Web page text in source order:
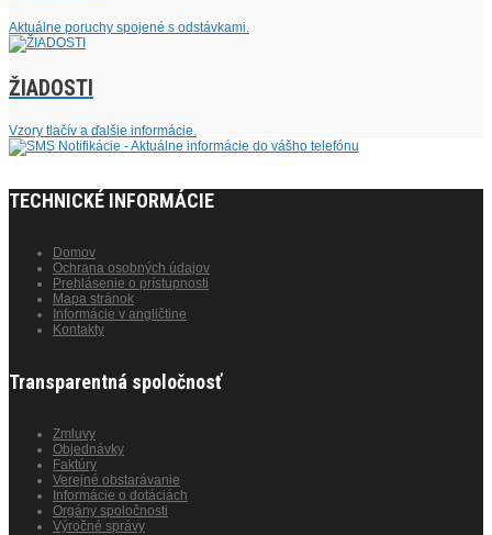
Aktuálne poruchy spojené s odstávkami.
ŽIADOSTI
Vzory tlačív a ďalšie informácie.
TECHNICKÉ INFORMÁCIE
Domov
Ochrana osobných údajov
Prehlásenie o prístupnosti
Mapa stránok
Informácie v angličtine
Kontakty
Transparentná spoločnosť
Zmluvy
Objednávky
Faktúry
Verejné obstarávanie
Informácie o dotáciách
Orgány spoločnosti
Výročné správy